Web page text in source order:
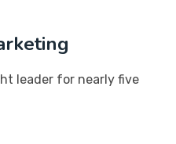
leader for nearly five